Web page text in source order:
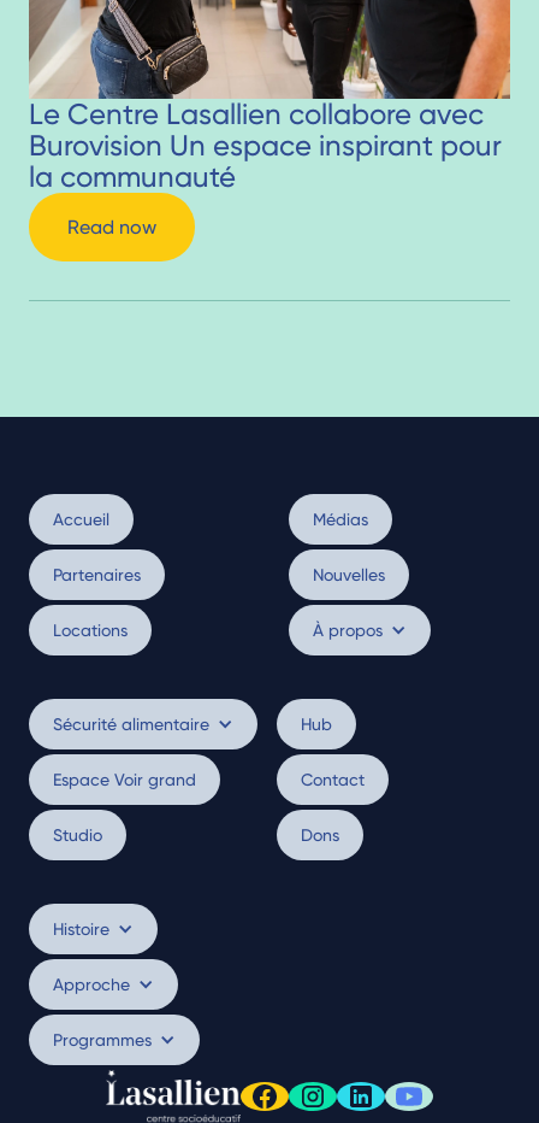
Le Centre Lasallien collabore avec
Burovision Un espace inspirant pour
la communauté
Read now
Accueil
Partenaires
Locations
Médias
Nouvelles
À propos
Histoire
Approche
Programmes
Sécurité alimentaire
Espace Voir grand
Studio
Hub
Contact
Dons